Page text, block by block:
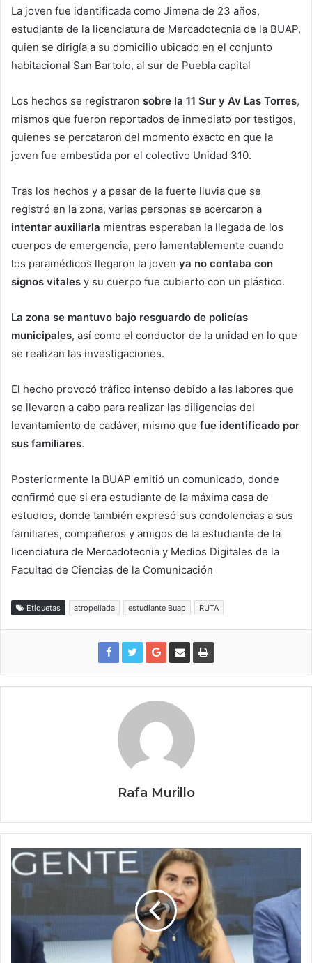
La joven fue identificada como Jimena de 23 años,
estudiante de la licenciatura de Mercadotecnia de la BUAP,
quien se dirigía a su domicilio ubicado en el conjunto
habitacional San Bartolo, al sur de Puebla capital
Los hechos se registraron sobre la 11 Sur y Av Las Torres,
mismos que fueron reportados de inmediato por testigos,
quienes se percataron del momento exacto en que la
joven fue embestida por el colectivo Unidad 310.
Tras los hechos y a pesar de la fuerte lluvia que se
registró en la zona, varias personas se acercaron a
intentar auxiliarla mientras esperaban la llegada de los
cuerpos de emergencia, pero lamentablemente cuando
los paramédicos llegaron la joven ya no contaba con
signos vitales y su cuerpo fue cubierto con un plástico.
La zona se mantuvo bajo resguardo de policías
municipales, así como el conductor de la unidad en lo que
se realizan las investigaciones.
El hecho provocó tráfico intenso debido a las labores que
se llevaron a cabo para realizar las diligencias del
levantamiento de cadáver, mismo que fue identificado por
sus familiares.
Posteriormente la BUAP emitió un comunicado, donde
confirmó que si era estudiante de la máxima casa de
estudios, donde también expresó sus condolencias a sus
familiares, compañeros y amigos de la estudiante de la
licenciatura de Mercadotecnia y Medios Digitales de la
Facultad de Ciencias de la Comunicación
Etiquetas atropellada estudiante Buap RUTA
Rafa Murillo